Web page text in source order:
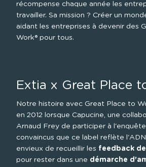
récompense chaque année les
travailler. Sa mission ? Créer un
aidant les entreprises à devenir des
Work® pour tous.
Extia x Great Place
Notre histoire avec Great Place to
en 2012 lorsque Capucine, une
Arnaud Frey de participer à
convaincus que ce label reflète
envieux de recueillir les feedback
pour rester dans une démarche